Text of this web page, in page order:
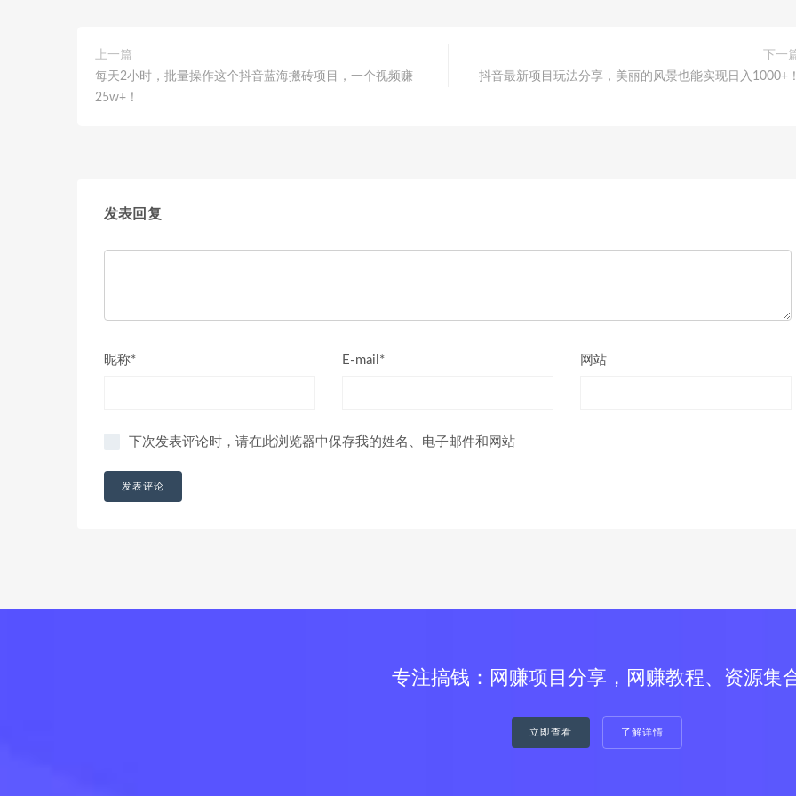
上一篇
每天2小时，批量操作这个抖音蓝海搬砖项目，一个视频赚
25w+！
下一
抖音最新项目玩法分享，美丽的风景也能实现日入1000+
发表回复
昵称* E-mail* 网站
下次发表评论时，请在此浏览器中保存我的姓名、电子邮件和网站
专注搞钱：网赚项目分享，网赚教程、资源集
立即查看 了解详情